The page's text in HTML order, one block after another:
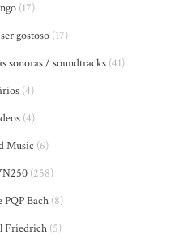
(17)
gostoso (17)
sonoras / soundtracks(41)
(4)
(4)
Music (6)
(258)
PQP Bach(8)
Friedrich(5)